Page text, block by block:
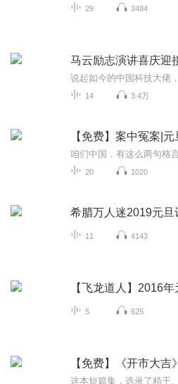
29 3484
马云励志演讲喜庆迎
14 3.4万
【免费】案中冤案|
20 1020
希腊万人迷2019元旦
11 4143
【飞龙道人】2016
5 625
【免费】《开市大